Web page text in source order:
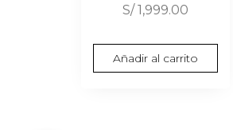
S/1,999.00
Añadir al carrito